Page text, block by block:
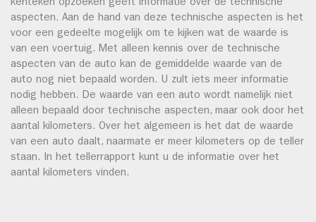
kenteken opzoeken geeft informatie over de technische
aspecten. Aan de hand van deze technische aspecten is het
voor een gedeelte mogelijk om te kijken wat de waarde is
van een voertuig. Met alleen kennis over de technische
aspecten van de auto kan de gemiddelde waarde van de
auto nog niet bepaald worden. U zult iets meer informatie
nodig hebben. De waarde van een auto wordt namelijk niet
alleen bepaald door technische aspecten, maar ook door het
aantal kilometers. Over het algemeen is het dat de waarde
van een auto daalt, naarmate er meer kilometers op de teller
staan. In het tellerrapport kunt u de informatie over het
aantal kilometers vinden.